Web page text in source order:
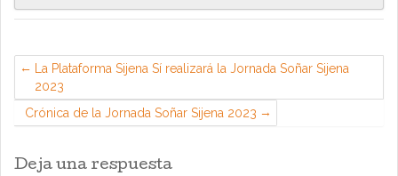
La Plataforma Sijena Sí realizará la Jornada Soñar Sijena
2023
Crónica de la Jornada Soñar Sijena 2023
Deja una respuesta